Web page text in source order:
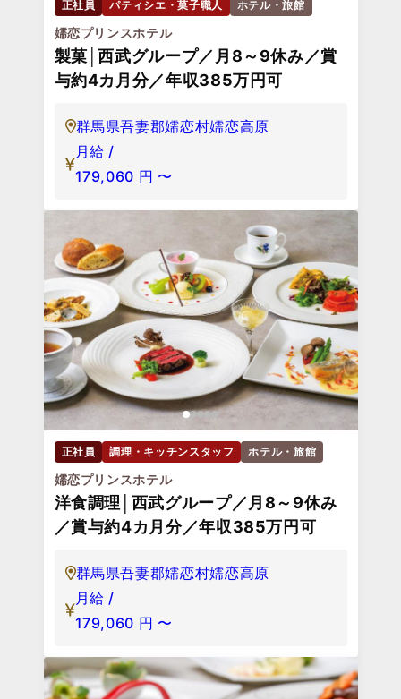
正社員 パティシエ・菓子職人 ホテル・旅館
嬬恋プリンスホテル
製菓│西武グループ／月8～9休み／賞
与約4カ月分／年収385万円可
群馬県吾妻郡嬬恋村嬬恋高原
月給 /
179,060 円 〜
正社員 調理・キッチンスタッフ ホテル・旅館
嬬恋プリンスホテル
洋食調理│西武グループ／月8～9休み
／賞与約4カ月分／年収385万円可
群馬県吾妻郡嬬恋村嬬恋高原
月給 /
179,060 円 〜